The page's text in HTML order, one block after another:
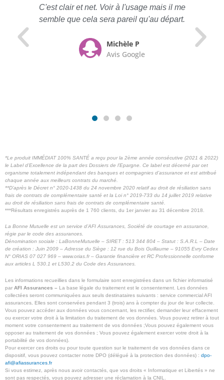
C'est clair et net. Voir à l'usage mais il me
semble que cela sera pareil qu'au départ.
Michèle P
Avis Google
*Le produit IMMÉDIAT 100% SANTÉ a reçu pour la 2ème année consécutive (2021 & 2022)
le Label d’Excellence de la part des Dossiers de l’Epargne. Ce label est décerné par cet
organisme totalement indépendant des banques et compagnies d’assurance et est attribué
chaque année aux meilleurs contrats du marché.
**D’après le Décret n° 2020-1438 du 24 novembre 2020 relatif au droit de résiliation sans
frais de contrats de complémentaire santé et la Loi n° 2019-733 du 14 juillet 2019 relative
au droit de résiliation sans frais de contrats de complémentaire santé.
***Résultats enregistrés auprès de 1 760 clients, du 1er janvier au 31 décembre 2018.
La Bonne Mutuelle est un service d’AFI Assurances, Société de courtage en assurance,
régie par le code des assurances.
Dénomination sociale : LaBonneMutuelle – SIRET : 513 344 804 – Statut : S.A.R.L – Date
de création : Juin 2009 – Adresse du Siège : 12 rue du Bois Guillaume – 91055 Evry Cedex
N° ORIAS 07 027 969 – www.orias.fr – Garantie financière et RC Professionnelle conforme
aux articles L 530.1 et L530.2 du Code des Assurances.
Les informations recueillies dans le formulaire sont enregistrées dans un fichier informatisé
par AFI Assurances – La base légale du traitement est le consentement. Les données
collectées seront communiquées aux seuls destinataires suivants : service commercial AFI
assurances
Elles sont conservées pendant 3 (trois) ans à compter du jour de leur collecte.
Vous pouvez accéder aux données vous concernant, les rectifier, demander leur effacement
ou exercer votre droit à la limitation du traitement de vos données. Vous pouvez retirer à tout
moment votre consentement au traitement de vos données ;Vous pouvez également vous
opposer au traitement de vos données ; Vous pouvez également exercer votre droit à la
portabilité de vos données).
Pour exercer ces droits ou pour toute question sur le traitement de vos données dans ce
dispositif, vous pouvez contacter notre DPO (délégué à la protection des données) : dpo-
afi@afiassurances.fr
Si vous estimez, après nous avoir contactés, que vos droits « Informatique et Libertés » ne
sont pas respectés, vous pouvez adresser une réclamation à la CNIL.